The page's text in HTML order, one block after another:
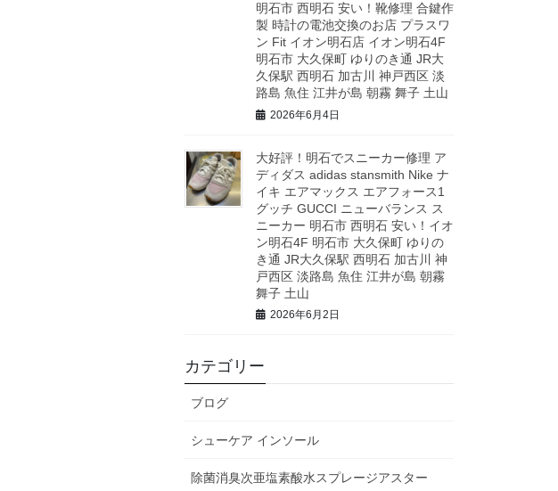
明石市 西明石 安い！靴修理 合鍵作
製 時計の電池交換のお店 プラスワ
ン Fit イオン明石店 イオン明石4F
明石市 大久保町 ゆりのき通 JR大
久保駅 西明石 加古川 神戸西区 淡
路島 魚住 江井が島 朝霧 舞子 土山
2026年6月4日
大好評！明石でスニーカー修理 ア
ディダス adidas stansmith Nike ナ
イキ エアマックス エアフォース1
グッチ GUCCI ニューバランス ス
ニーカー 明石市 西明石 安い！イオ
ン明石4F 明石市 大久保町 ゆりの
き通 JR大久保駅 西明石 加古川 神
戸西区 淡路島 魚住 江井が島 朝霧
舞子 土山
2026年6月2日
カテゴリー
ブログ
シューケア インソール
除菌消臭次亜塩素酸水スプレージアスター